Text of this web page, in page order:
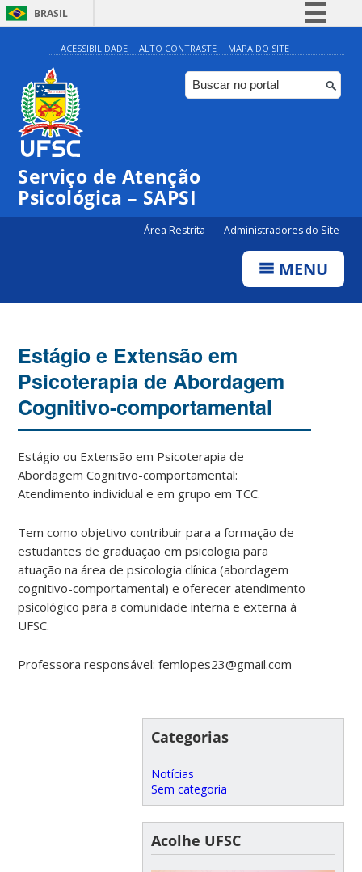
BRASIL
Simplifique!
Comunica BR
Participe
ACESSIBILIDADE ALTO CONTRASTE MAPA DO SITE
Serviço de Atenção
Psicológica – SAPSI
Área Restrita Administradores do Site
MENU
Estágio e Extensão em
Psicoterapia de Abordagem
Cognitivo-comportamental
Estágio ou Extensão em Psicoterapia de
Abordagem Cognitivo-comportamental:
Atendimento individual e em grupo em TCC.
Tem como objetivo contribuir para a formação de
estudantes de graduação em psicologia para
atuação na área de psicologia clínica (abordagem
cognitivo-comportamental) e oferecer atendimento
psicológico para a comunidade interna e externa à
UFSC.
Professora responsável: femlopes23@gmail.com
Categorias
Notícias
Sem categoria
Acolhe UFSC